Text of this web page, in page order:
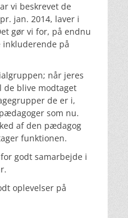
vi beskrevet de
jan. 2014, laver i
gør vi for, på endnu
inkluderende på
når jeres
de blive modtaget
de er i,
som nu.
af den pædagog
funktionen.
godt samarbejde i
oplevelser på